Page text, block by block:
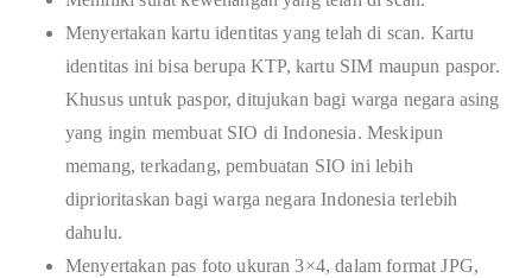
Menyertakan kartu identitas yang telah di scan. Kartu
identitas ini bisa berupa KTP, kartu SIM maupun paspor.
Khusus untuk paspor, ditujukan bagi warga negara asing
yang ingin membuat SIO di Indonesia. Meskipun
memang, terkadang, pembuatan SIO ini lebih
diprioritaskan bagi warga negara Indonesia terlebih
dahulu.
Menyertakan pas foto ukuran 3×4, dalam format JPG,